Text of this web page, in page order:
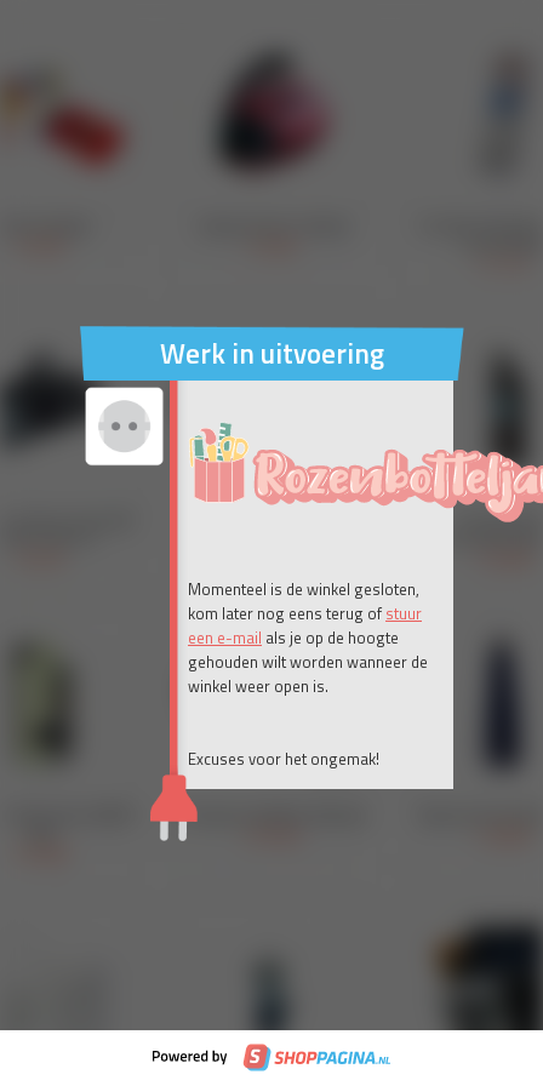
Werk in uitvoering
Momenteel is de winkel gesloten,
kom later nog eens terug of stuur
een e-mail als je op de hoogte
gehouden wilt worden wanneer de
winkel weer open is.
Excuses voor het ongemak!